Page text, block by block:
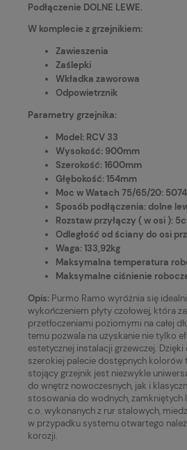
Podłączenie DOLNE LEWE.
W komplecie z grzejnikiem:
Zawieszenia
Zaślepki
Wkładka zaworowa
Odpowietrznik
Parametry grzejnika:
Model: RCV 33
Wysokość: 900mm
Szerokość: 1600mm
Głębokość: 154mm
Moc w Watach 75/65/20:
Sposób podłączenia: dolne
Rozstaw przyłączy ( w osi ):
Odległość od ściany do osi
Waga: 133,92kg
Maksymalna temperatura
Maksymalne ciśnienie
Opis: Purmo Ramo wyróżnia się
wykończeniem płyty czołowej, która
przetłoczeniami poziomymi na całej
temu pozwala na uzyskanie nie tylko
estetycznej instalacji grzewczej.
szerokiej palecie dostępnych kolorów
stojący grzejnik jest niezwykle
do wnętrz nowoczesnych, jak i
stosowania do wodnych,
c.o. wykonanych z rur stalowych,
w przypadku systemu otwartego
korozji.